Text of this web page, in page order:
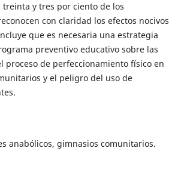
treinta y tres por ciento de los
con claridad los efectos nocivos
que es necesaria una estrategia
preventivo educativo sobre las
proceso de perfeccionamiento físico en
y el peligro del uso de
anabólicos, gimnasios comunitarios.